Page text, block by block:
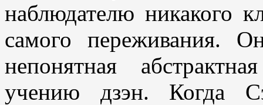
наблюдателю никакого
самого переживания.
непонятная
учению дзэн. Когда